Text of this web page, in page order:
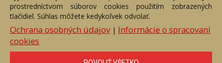
Hlavná stránka Aukčný katalóg
Objednávka dražby
Termíny aukcií
Online Aukcia
DARTE AUKČNÁ SPOLOČNOSŤ s.r.o. © 2007 - 2026
Akékoľvek používanie obrazových a textových súčastí tejto stránky je
podmienené výslovným súhlasom jej vlastníka. Všetky práva sú
prostredníctvom súborov cookies použitím zobrazených
tlačidiel. Súhlas môžete kedykoľvek odvolať.
Ochrana osobných údajov| Informácie o spracovaní
cookies